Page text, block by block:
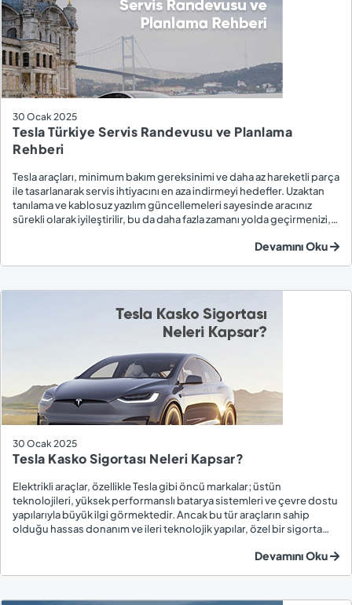
30 Ocak 2025
Tesla Türkiye Servis Randevusu ve Planlama
Rehberi
Tesla araçları, minimum bakım gereksinimi ve daha az hareketli parça
ile tasarlanarak servis ihtiyacını en aza indirmeyi hedefler. Uzaktan
tanılama ve kablosuz yazılım güncellemeleri sayesinde aracınız
sürekli olarak iyileştirilir, bu da daha fazla zamanı yolda geçirmenizi,
Devamını Oku
30 Ocak 2025
Tesla Kasko Sigortası Neleri Kapsar?
Elektrikli araçlar, özellikle Tesla gibi öncü markalar; üstün
teknolojileri, yüksek performanslı batarya sistemleri ve çevre dostu
yapılarıyla büyük ilgi görmektedir. Ancak bu tür araçların sahip
olduğu hassas donanım ve ileri teknolojik yapılar, özel bir sigorta
Devamını Oku